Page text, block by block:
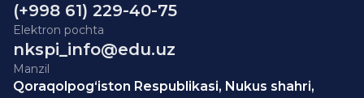
(+998 61) 229-40-75
Elektron pochta
nkspi_info@edu.uz
Manzil
Qoraqolpog‘iston Respublikasi, Nukus shahri,